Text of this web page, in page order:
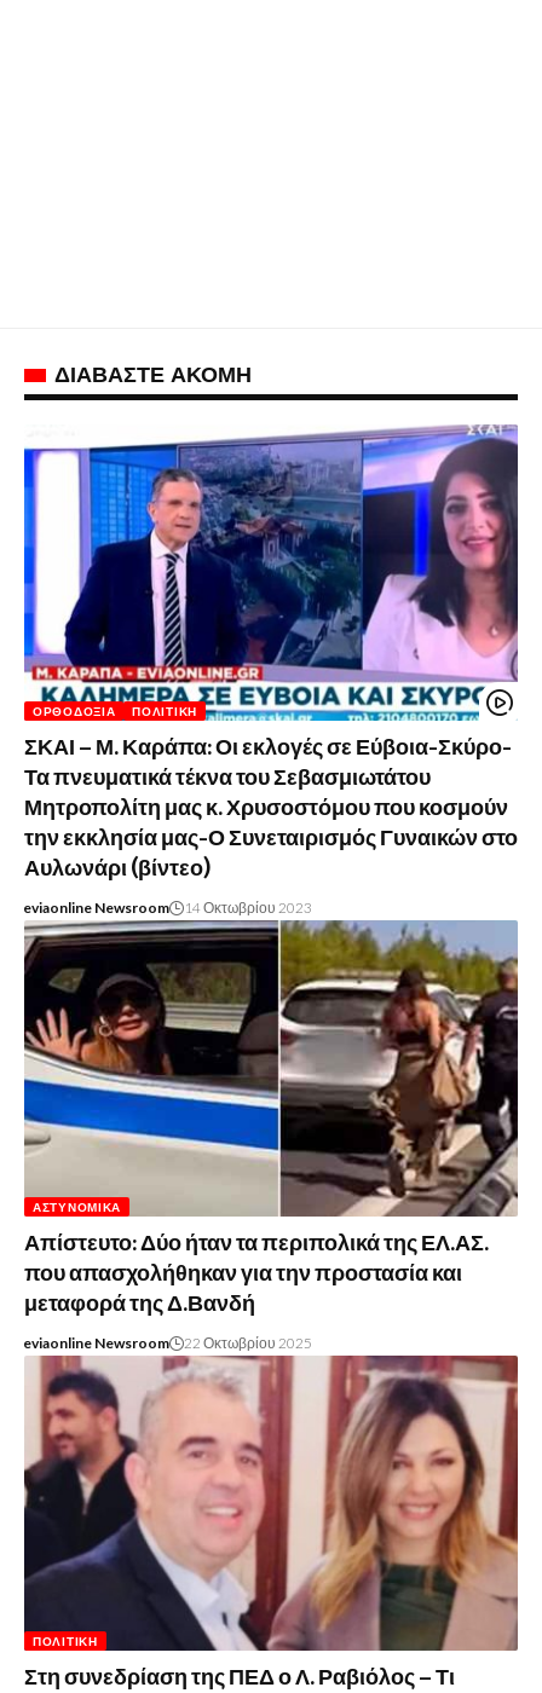
ΔΙΑΒΑΣΤΕ ΑΚΟΜΗ
ΟΡΘΟΔΟΞΊΑ ΠΟΛΙΤΙΚΉ
ΣΚΑΙ – Μ. Καράπα: Οι εκλογές σε Εύβοια-Σκύρο-
Τα πνευματικά τέκνα του Σεβασμιωτάτου
Μητροπολίτη μας κ. Χρυσοστόμου που κοσμούν
την εκκλησία μας-Ο Συνεταιρισμός Γυναικών στο
Αυλωνάρι (βίντεο)
eviaonline Newsroom 14 Οκτωβρίου 2023
ΑΣΤΥΝΟΜΙΚΆ
Απίστευτο: Δύο ήταν τα περιπολικά της ΕΛ.ΑΣ.
που απασχολήθηκαν για την προστασία και
μεταφορά της Δ.Βανδή
eviaonline Newsroom 22 Οκτωβρίου 2025
ΠΟΛΙΤΙΚΉ
Στη συνεδρίαση της ΠΕΔ ο Λ. Ραβιόλος – Τι